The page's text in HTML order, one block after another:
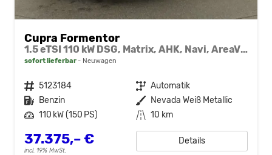
Cupra Formentor
1.5 eTSI 110 kW DSG, Matrix, AHK, Navi, AreaView, Side, el. Klappe, Winter, 5 J.-Garantie
sofort lieferbar Neuwagen
Fahrzeugnr. 5123184 Getriebe Automatik
Kraftstoff Benzin Außenfarbe Nevada Weiß Metallic
Leistung 110 kW (150 PS) Kilometerstand 10 km
37.375,– €
incl. 19% MwSt.
Details